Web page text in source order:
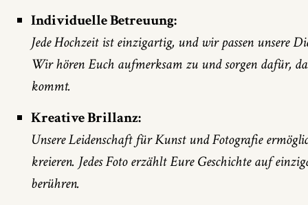
Individuelle Betreuung:
Jede Hochzeit ist einzigartig, und wir passen unsere
Wir hören Euch aufmerksam zu und sorgen dafür,
kommt.
Kreative Brillanz:
Unsere Leidenschaft für Kunst und Fotografie
kreieren. Jedes Foto erzählt Eure Geschichte auf
berühren.